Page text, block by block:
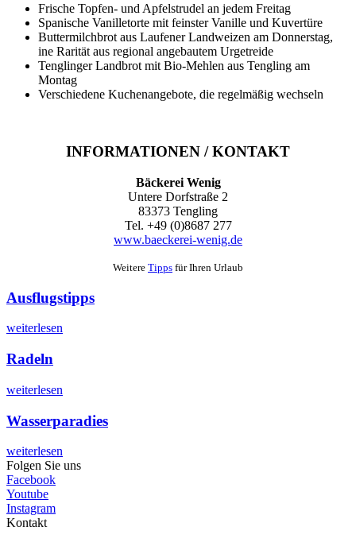
Frische Topfen- und Apfelstrudel an jedem Freitag
Spanische Vanilletorte mit feinster Vanille und Kuvertüre
Buttermilchbrot aus Laufener Landweizen am Donnerstag,
ine Rarität aus regional angebautem Urgetreide
Tenglinger Landbrot mit Bio-Mehlen aus Tengling am
Montag
Verschiedene Kuchenangebote, die regelmäßig wechseln
INFORMATIONEN / KONTAKT
Bäckerei Wenig
Untere Dorfstraße 2
83373 Tengling
Tel. +49 (0)8687 277
www.baeckerei-wenig.de
Weitere Tipps für Ihren Urlaub
Ausflugstipps
weiterlesen
Radeln
weiterlesen
Wasserparadies
weiterlesen
Folgen Sie uns
Facebook
Youtube
Instagram
Kontakt